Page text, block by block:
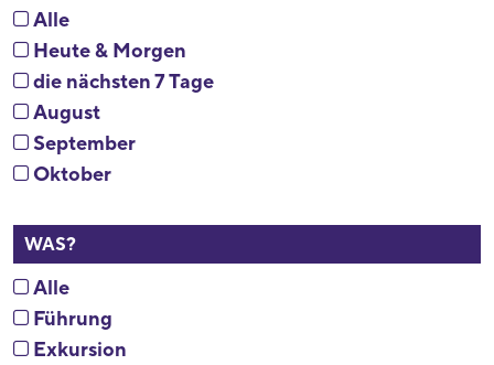
Alle
Heute & Morgen
die nächsten 7 Tage
August
September
Oktober
WAS?
Alle
Führung
Exkursion